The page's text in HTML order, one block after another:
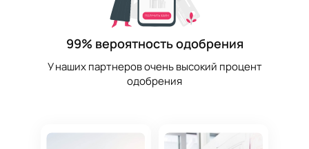
99% вероятность одобрения
У наших партнеров очень высокий процент
одобрения